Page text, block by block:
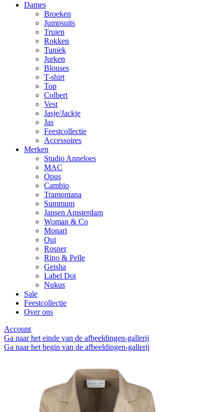
Dames
Broeken
Jumpsuits
Truien
Rokken
Tuniek
Jurken
Blouses
T-shirt
Top
Colbert
Vest
Jasje/Jackje
Jas
Feestcollectie
Accessoires
Merken
Studio Anneloes
MAC
Opus
Cambio
Tramontana
Summum
Jansen Amsterdam
Woman & Co
Monari
Oui
Rosner
Rino & Pelle
Geisha
Label Dot
Nukus
Sale
Feestcollectie
Over ons
Account
Ga naar het einde van de afbeeldingen-gallerij
Ga naar het begin van de afbeeldingen-gallerij